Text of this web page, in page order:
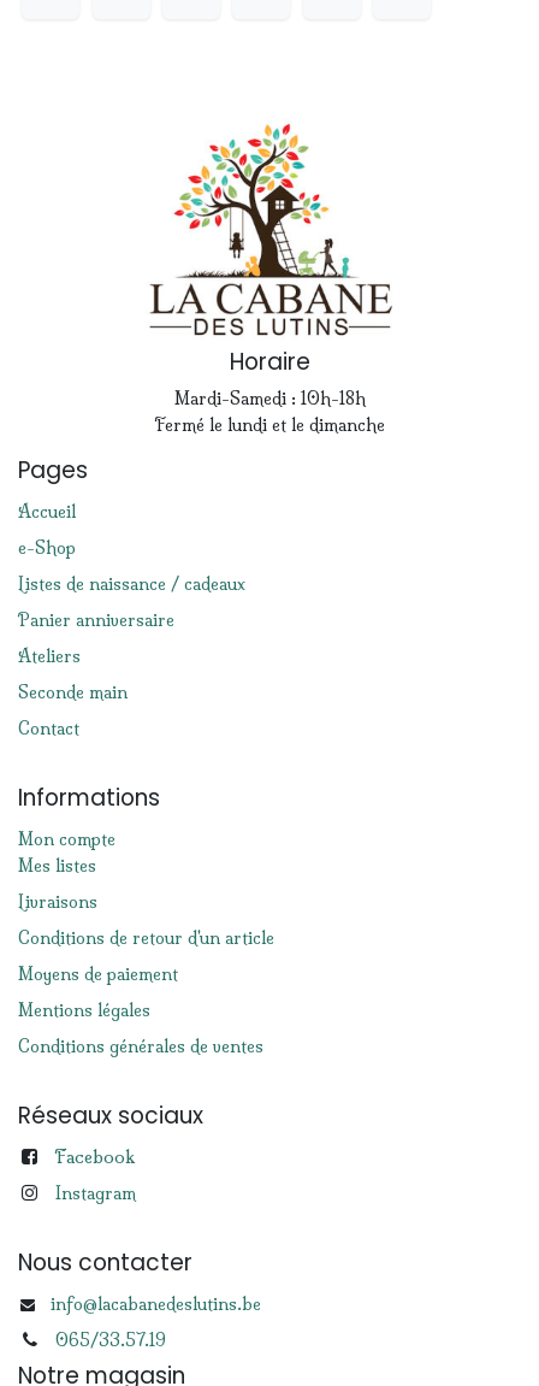
Horaire
Mardi-Samedi : 10h-18h
Fermé le lundi et le dimanche
Pages
Accueil
e-Shop
Listes de naissance / cadeaux
Panier anniversaire
Ateliers
Seconde main
Contact
Informations
Mon compte
Mes listes
Livraisons
Conditions de retour d'un article
Moyens de paiement
Mentions légales
Conditions générales de ventes
Réseaux sociaux
Facebook
Instagram
Nous contacter
info@lacabanedeslutins.be
065/33.57.19
Notre magasin